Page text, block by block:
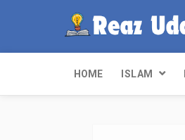
HOME ISLAM